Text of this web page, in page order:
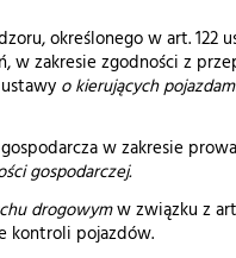
określonego w art. 122
w zakresie zgodności z
o kierujących
w zakresie
gospodarczej.
drogowymw związku z
kontroli pojazdów.